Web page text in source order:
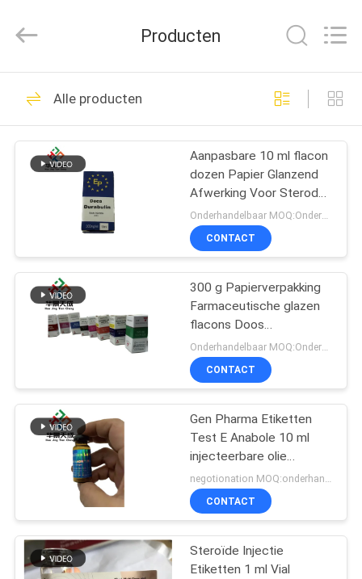
HUIS
PRODUCTEN
ONGEVEER
FABRIEKSREIS
KWALITEITSCONTROLE
ONS
NIEUWS
GEVALLEN
SITEMAP
Industry
Rights
De Etiketten van het
glasflesje
318
Etiketten van de
injectieflacon
256
10mL flesjeetiketten
139
Producten
Alle producten
Aanpasbare 10 ml flacon
dozen Papier Glanzend
Afwerking Voor Sterode
Decavials Verpakking
Onderhandelbaar MOQ:Onderhandelingen
CONTACT
300 g Papierverpakking
Farmaceutische glazen
flacons Doos
Bodybuilding Druk 10 ml
Etiketten Dozen
CONTACT
Gen Pharma Etiketten
Test E Anabole 10 ml
injecteerbare olie
Etiketten
CONTACT
Steroïde Injectie
Etiketten 1 ml Vial